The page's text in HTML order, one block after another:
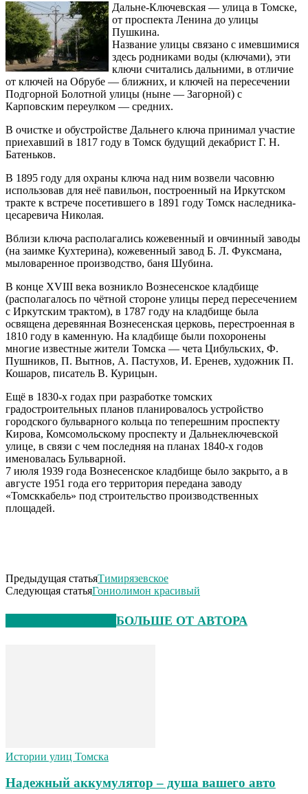
Дальне-Ключевская — улица в Томске,
от проспекта Ленина до улицы
Пушкина.
Название улицы связано с имевшимися
здесь родниками воды (ключами), эти
ключи считались дальними, в отличие
от ключей на Обрубе — ближних, и ключей на пересечении
Подгорной Болотной улицы (ныне — Загорной) с
Карповским переулком — средних.
В очистке и обустройстве Дальнего ключа принимал участие
приехавший в 1817 году в Томск будущий декабрист Г. Н.
Батеньков.
В 1895 году для охраны ключа над ним возвели часовню
использовав для неё павильон, построенный на Иркутском
тракте к встрече посетившего в 1891 году Томск наследника-
цесаревича Николая.
Вблизи ключа располагались кожевенный и овчинный заводы
(на заимке Кухтерина), кожевенный завод Б. Л. Фуксмана,
мыловаренное производство, баня Шубина.
В конце XVIII века возникло Вознесенское кладбище
(располагалось по чётной стороне улицы перед пересечением
с Иркутским трактом), в 1787 году на кладбище была
освящена деревянная Вознесенская церковь, перестроенная в
1810 году в каменную. На кладбище были похоронены
многие известные жители Томска — чета Цибульских, Ф.
Пушников, П. Вытнов, А. Пастухов, И. Еренев, художник П.
Кошаров, писатель В. Курицын.
Ещё в 1830-х годах при разработке томских
градостроительных планов планировалось устройство
городского бульварного кольца по теперешним проспекту
Кирова, Комсомольскому проспекту и Дальнеключевской
улице, в связи с чем последняя на планах 1840-х годов
именовалась Бульварной.
7 июля 1939 года Вознесенское кладбище было закрыто, а в
августе 1951 года его территория передана заводу
«Томсккабель» под строительство производственных
площадей.
Предыдущая статьяТимирязевское
Следующая статьяГониолимон красивый
БОЛЬШЕ ОТ АВТОРА
Истории улиц Томска
Надежный аккумулятор – душа вашего авто